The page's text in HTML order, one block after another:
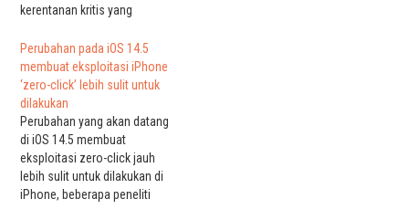
kerentanan kritis yang
smartphone yang terjual sejak
2014. Kelemahan keamanan
terletak pada bagaimana OS
Android yang berjalan pada
perangkat Samsung
menangani format gambar
Qmage khusus (.qmg), yang
mulai didukung oleh
smartphone tersebut pada
Perubahan pada iOS 14.5
membuat eksploitasi iPhone
‘zero-click’ lebih sulit untuk
dilakukan
Perubahan yang akan datang
di iOS 14.5 membuat
eksploitasi zero-click jauh
lebih sulit untuk dilakukan di
iPhone, beberapa peneliti